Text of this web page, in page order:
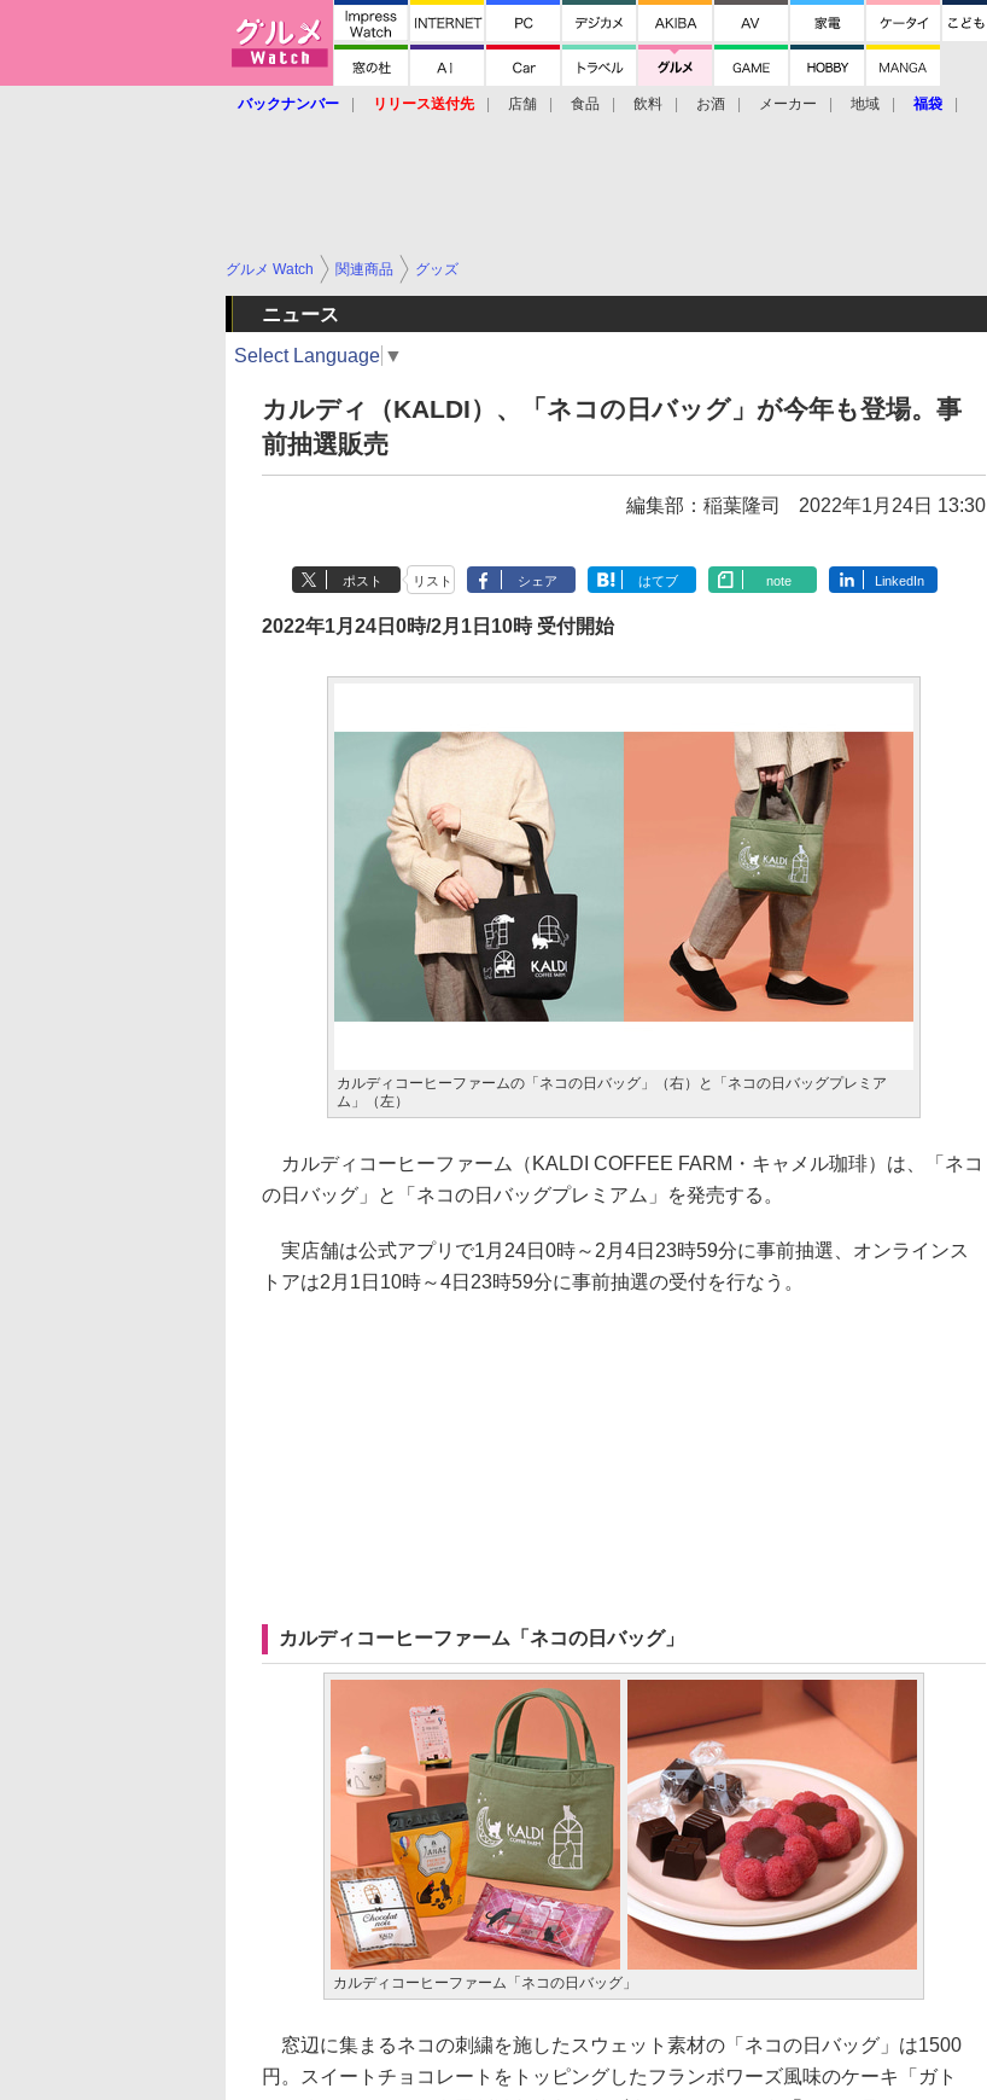
バックナンバー リリース送付先 店舗 食品 飲料 お酒 メーカー 地域 福袋
グルメ Watch 関連商品 グッズ
ニュース
Select Language ▼
カルディ（KALDI）、「ネコの日バッグ」が今年も登場。事
前抽選販売
編集部：稲葉隆司 2022年1月24日 13:30
ポスト リスト シェア はてブ note LinkedIn
2022年1月24日0時/2月1日10時 受付開始
カルディコーヒーファームの「ネコの日バッグ」（右）と「ネコの日バッグプレミア
ム」（左）
カルディコーヒーファーム（KALDI COFFEE FARM・キャメル珈琲）は、「ネコ
の日バッグ」と「ネコの日バッグプレミアム」を発売する。
実店舗は公式アプリで1月24日0時～2月4日23時59分に事前抽選、オンラインス
トアは2月1日10時～4日23時59分に事前抽選の受付を行なう。
カルディコーヒーファーム「ネコの日バッグ」
カルディコーヒーファーム「ネコの日バッグ」
窓辺に集まるネコの刺繍を施したスウェット素材の「ネコの日バッグ」は1500
円。スイートチョコレートをトッピングしたフランボワーズ風味のケーキ「ガト